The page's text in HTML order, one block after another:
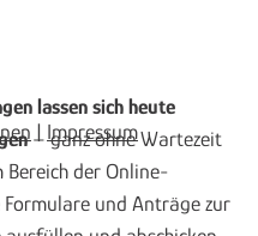
lassen sich heute
– ganz ohne Wartezeit
Bereich der Online-
und Anträge zur
| Impressum